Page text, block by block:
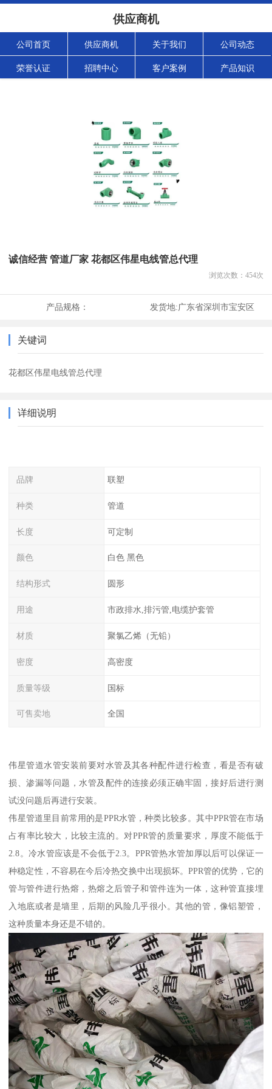
供应商机
公司首页 供应商机 关于我们 公司动态
荣誉认证 招聘中心 客户案例 产品知识
诚信经营 管道厂家 花都区伟星电线管总代理
浏览次数： 454次
产品规格： 发货地:广东省深圳市宝安区
关键词
花都区伟星电线管总代理
详细说明
品牌 联塑
种类 管道
长度 可定制
颜色 白色 黑色
结构形式 圆形
用途 市政排水,排污管,电缆护套管
材质 聚氯乙烯（无铅）
密度 高密度
质量等级 国标
可售卖地 全国
伟星管道水管安装前要对水管及其各种配件进行检查，看是否有破
损、渗漏等问题，水管及配件的连接必须正确牢固，接好后进行测
试没问题后再进行安装。
伟星管道里目前常用的是PPR水管，种类比较多。其中PPR管在市场
占有率比较大，比较主流的。对PPR管的质量要求，厚度不能低于
2.8。冷水管应该是不会低于2.3。PPR管热水管加厚以后可以保证一
种稳定性，不容易在今后冷热交换中出现损坏。PPR管的优势，它的
管与管件进行热熔，热熔之后管子和管件连为一体，这种管直接埋
入地底或者是墙里，后期的风险几乎很小。其他的管，像铝塑管，
这种质量本身还是不错的。